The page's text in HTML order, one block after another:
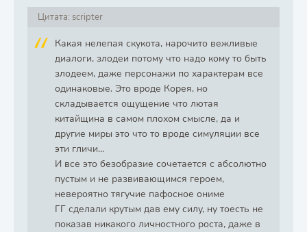
Цитата: scripter
Какая нелепая скукота, нарочито вежливые
диалоги, злодеи потому что надо кому то быть
злодеем, даже персонажи по характерам все
одинаковые. Это вроде Корея, но
складывается ощущение что лютая
китайщина в самом плохом смысле, да и
другие миры это что то вроде симуляции все
эти гличи...
И все это безобразие сочетается с абсолютно
пустым и не развивающимся героем,
невероятно тягучие пафосное ониме
ГГ сделали крутым дав ему силу, ну тоесть не
показав никакого личностного роста, даже в